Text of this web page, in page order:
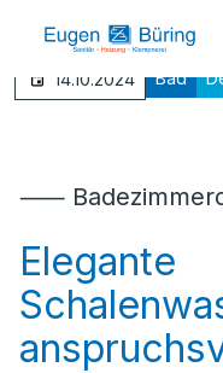
14.10.2024 Bad
⸺
Elegante